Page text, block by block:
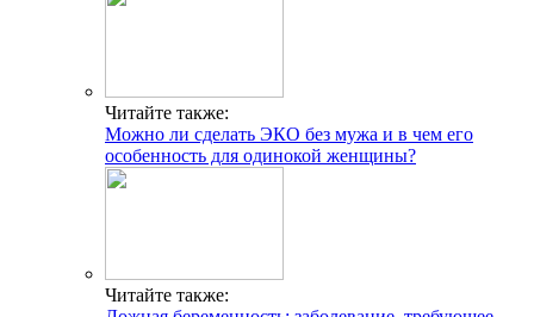
Читайте также:
Можно ли сделать ЭКО без мужа и в чем его
особенность для одинокой женщины?
Читайте также: